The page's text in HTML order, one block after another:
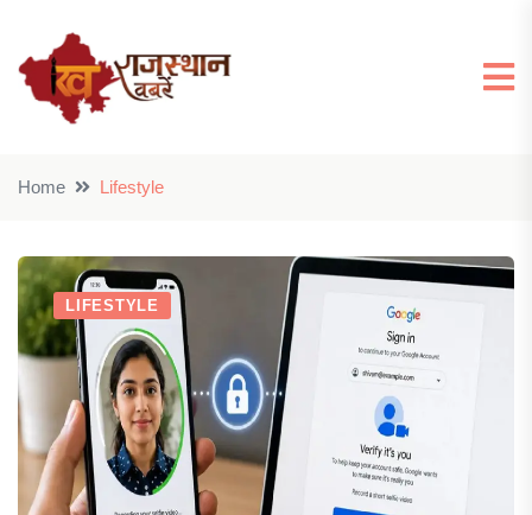
Home Lifestyle
LIFESTYLE